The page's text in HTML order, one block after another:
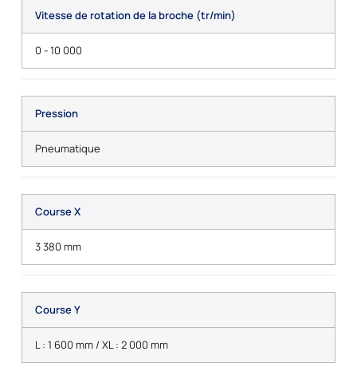
Vitesse de rotation de la broche (tr/min)
0 - 10 000
Pression
Pneumatique
Course X
3 380 mm
Course Y
L : 1 600 mm / XL : 2 000 mm